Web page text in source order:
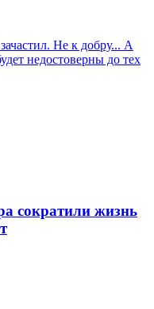
Не к добру... А
недостоверны до тех
сократили жизнь